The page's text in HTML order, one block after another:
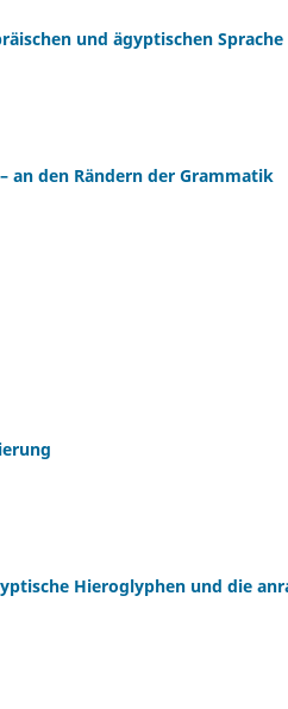
und ägyptischen Sprache
an den Rändern der Grammatik
Hieroglyphen und die